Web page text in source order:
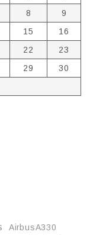
8
9
15
16
22
23
29
30
AirbusA330